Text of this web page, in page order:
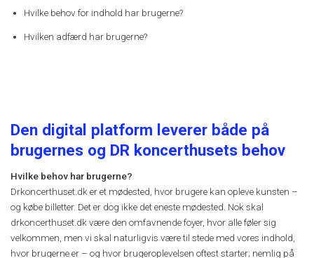
Hvilke behov for indhold har brugerne?
Hvilken adfærd har brugerne?
Den digital platform leverer både på
brugernes og DR koncerthusets behov
Hvilke behov har brugerne?
Drkoncerthuset.dk er et mødested, hvor brugere kan opleve kunsten –
og købe billetter. Det er dog ikke det eneste mødested. Nok skal
drkoncerthuset.dk være den omfavnende foyer, hvor alle føler sig
velkommen, men vi skal naturligvis være til stede med vores indhold,
hvor brugerne er – og hvor brugeroplevelsen oftest starter; nemlig på